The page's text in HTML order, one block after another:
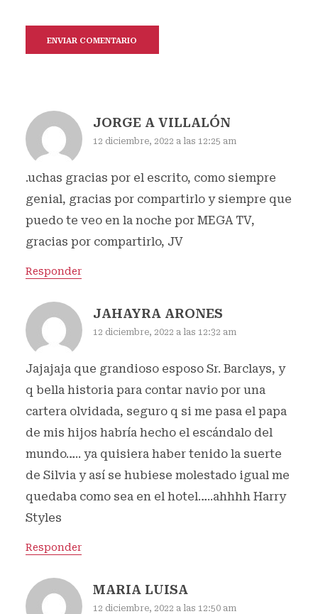
JORGE A VILLALÓN
12 diciembre, 2022 a las 12:25 am
.uchas gracias por el escrito, como siempre
genial, gracias por compartirlo y siempre que
puedo te veo en la noche por MEGA TV,
gracias por compartirlo, JV
Responder
JAHAYRA ARONES
12 diciembre, 2022 a las 12:32 am
Jajajaja que grandioso esposo Sr. Barclays, y
q bella historia para contar navio por una
cartera olvidada, seguro q si me pasa el papa
de mis hijos habría hecho el escándalo del
mundo….. ya quisiera haber tenido la suerte
de Silvia y así se hubiese molestado igual me
quedaba como sea en el hotel…..ahhhh Harry
Styles
Responder
MARIA LUISA
12 diciembre, 2022 a las 12:50 am